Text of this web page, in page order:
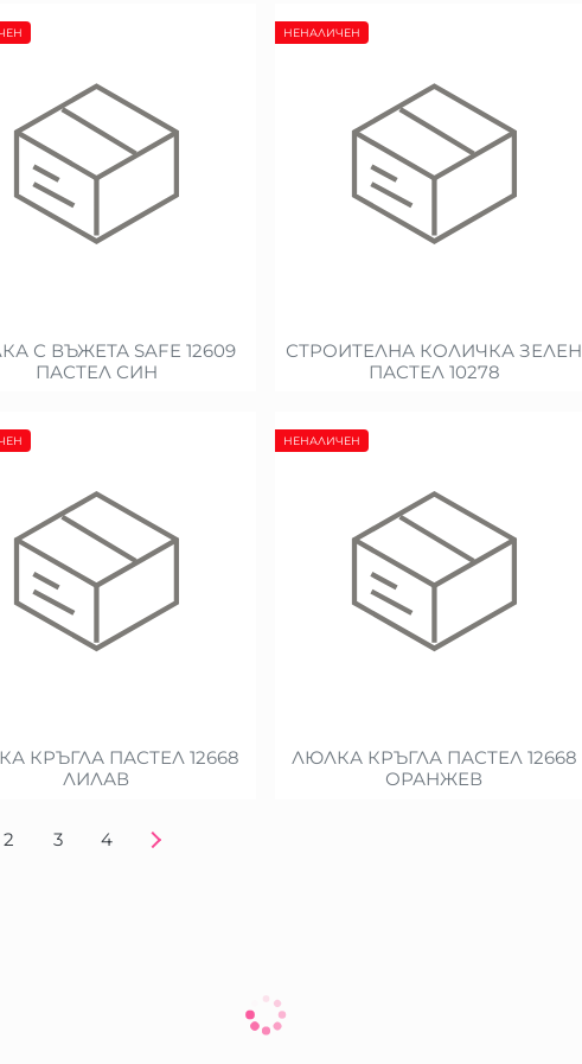
С ВЪЖЕТА SAFE 12609
ПАСТЕЛ СИН
СТРОИТЕЛНА КОЛИЧКА ЗЕЛЕН
ПАСТЕЛ 10278
НЕНАЛИЧЕН
КРЪГЛА ПАСТЕЛ 12668
ЛИЛАВ
ЛЮЛКА КРЪГЛА ПАСТЕЛ 12668
ОРАНЖЕВ
НЕНАЛИЧЕН
2 3 4